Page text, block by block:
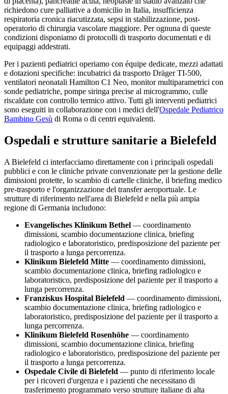
richiedono cure palliative a domicilio in Italia, insufficienza
respiratoria cronica riacutizzata, sepsi in stabilizzazione, post-
operatorio di chirurgia vascolare maggiore. Per ognuna di queste
condizioni disponiamo di protocolli di trasporto documentati e di
equipaggi addestrati.
Per i pazienti pediatrici operiamo con équipe dedicate, mezzi adattati
e dotazioni specifiche: incubatrici da trasporto Dräger TI-500,
ventilatori neonatali Hamilton C1 Neo, monitor multiparametrici con
sonde pediatriche, pompe siringa precise al microgrammo, culle
riscaldate con controllo termico attivo. Tutti gli interventi pediatrici
sono eseguiti in collaborazione con i medici dell'Ospedale Pediatrico
Bambino Gesù di Roma o di centri equivalenti.
Ospedali e strutture sanitarie a Bielefeld
A Bielefeld ci interfacciamo direttamente con i principali ospedali
pubblici e con le cliniche private convenzionate per la gestione delle
dimissioni protette, lo scambio di cartelle cliniche, il briefing medico
pre-trasporto e l'organizzazione del transfer aeroportuale. Le
strutture di riferimento nell'area di Bielefeld e nella più ampia
regione di Germania includono:
Evangelisches Klinikum Bethel — coordinamento
dimissioni, scambio documentazione clinica, briefing
radiologico e laboratoristico, predisposizione del paziente per
il trasporto a lunga percorrenza.
Klinikum Bielefeld Mitte — coordinamento dimissioni,
scambio documentazione clinica, briefing radiologico e
laboratoristico, predisposizione del paziente per il trasporto a
lunga percorrenza.
Franziskus Hospital Bielefeld — coordinamento dimissioni,
scambio documentazione clinica, briefing radiologico e
laboratoristico, predisposizione del paziente per il trasporto a
lunga percorrenza.
Klinikum Bielefeld Rosenhöhe — coordinamento
dimissioni, scambio documentazione clinica, briefing
radiologico e laboratoristico, predisposizione del paziente per
il trasporto a lunga percorrenza.
Ospedale Civile di Bielefeld — punto di riferimento locale
per i ricoveri d'urgenza e i pazienti che necessitano di
trasferimento programmato verso strutture italiane di alta